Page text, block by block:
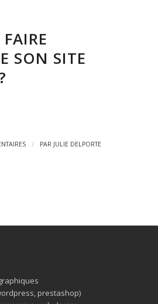
SON SITE
/ PAR JULIE DELPORTE
prestashop)